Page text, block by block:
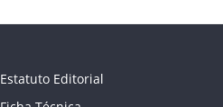
Estatuto Editorial